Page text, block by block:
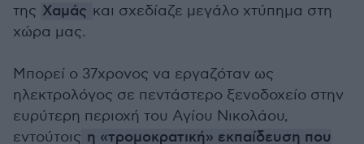
της Χαμάς και σχεδίαζε μεγάλο χτύπημα στη
χώρα μας.
Μπορεί ο 37χρονος να εργαζόταν ως
ηλεκτρολόγος σε πεντάστερο ξενοδοχείο στην
ευρύτερη περιοχή του Αγίου Νικολάου,
εντούτοις η «τρομοκρατική» εκπαίδευση που